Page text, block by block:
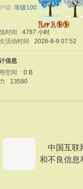
组 等级100
时间 4787 小时
活动时间
2026-8-9 07:52
信息
空间
0 B
13580
中国互联
和不良信息